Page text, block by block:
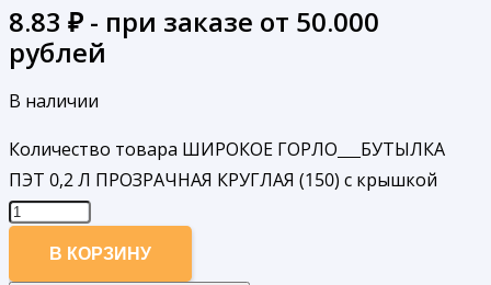
8.83 ₽ - при заказе от 50.000
рублей
В наличии
Количество товара ШИРОКОЕ ГОРЛО___БУТЫЛКА
ПЭТ 0,2 Л ПРОЗРАЧНАЯ КРУГЛАЯ (150) с крышкой
В КОРЗИНУ